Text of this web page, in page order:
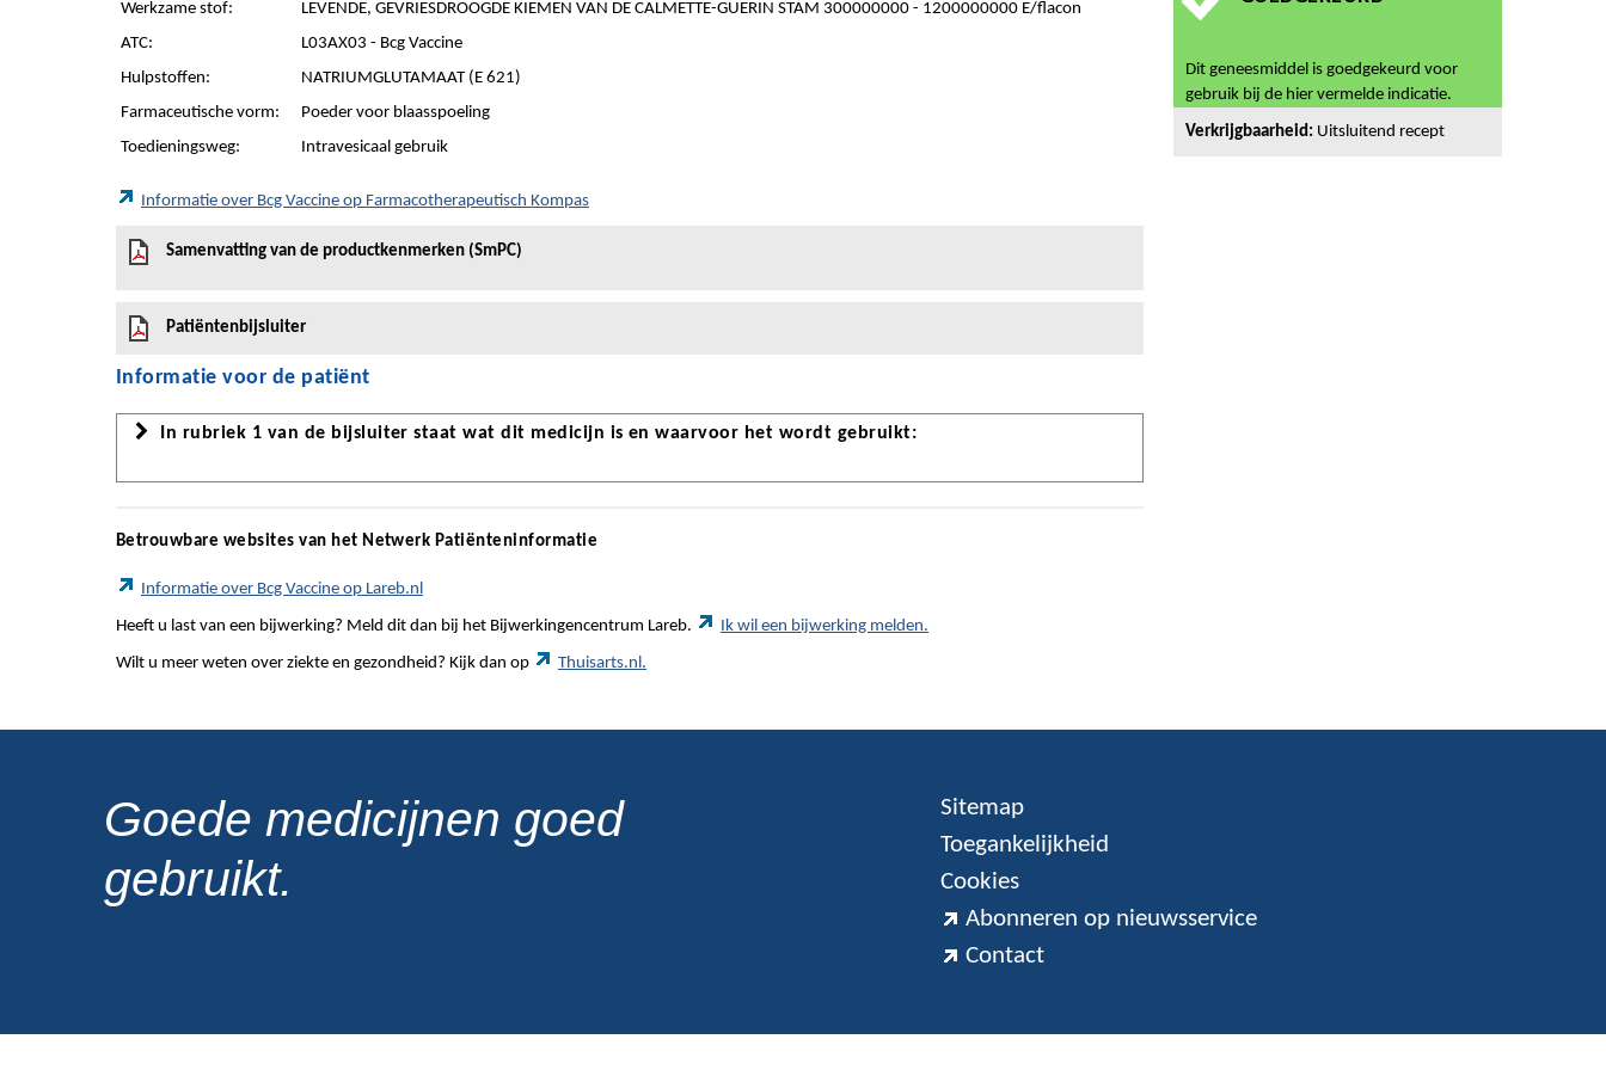
Werkzame stof:
LEVENDE, GEVRIESDROOGDE KIEMEN VAN DE CALMETTE-GUERIN STAM 300000000 - 1200000000 E/flacon
ATC:
L03AX03 - Bcg Vaccine
Hulpstoffen:
NATRIUMGLUTAMAAT (E 621)
Farmaceutische vorm:
Poeder voor blaasspoeling
Toedieningsweg:
Intravesicaal gebruik
Informatie over Bcg Vaccine op Farmacotherapeutisch Kompas
Samenvatting van de productkenmerken (SmPC)
Patiëntenbijsluiter
Informatie voor de patiënt
In rubriek 1 van de bijsluiter staat wat dit medicijn is en waarvoor het wordt gebruikt:
Betrouwbare websites van het Netwerk Patiënteninformatie
Informatie over Bcg Vaccine op Lareb.nl
Heeft u last van een bijwerking? Meld dit dan bij het Bijwerkingencentrum Lareb. Ik wil een bijwerking melden.
Wilt u meer weten over ziekte en gezondheid? Kijk dan op Thuisarts.nl.
Dit geneesmiddel is goedgekeurd voor
gebruik bij de hier vermelde indicatie.
Verkrijgbaarheid: Uitsluitend recept
Goede medicijnen goed
gebruikt.
Sitemap
Toegankelijkheid
Cookies
Abonneren op nieuwsservice
Contact